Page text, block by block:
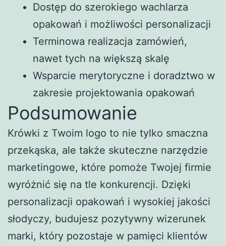
Dostęp do szerokiego wachlarza
opakowań i możliwości personalizacji
Terminowa realizacja zamówień,
nawet tych na większą skalę
Wsparcie merytoryczne i doradztwo w
zakresie projektowania opakowań
Podsumowanie
Krówki z Twoim logo to nie tylko smaczna
przekąska, ale także skuteczne narzędzie
marketingowe, które pomoże Twojej firmie
wyróżnić się na tle konkurencji. Dzięki
personalizacji opakowań i wysokiej jakości
słodyczy, budujesz pozytywny wizerunek
marki, który pozostaje w pamięci klientów